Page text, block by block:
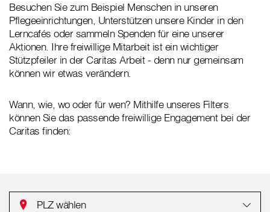
Besuchen Sie zum Beispiel Menschen in unseren
Pflegeeinrichtungen, Unterstützen unsere Kinder in den
Lerncafés oder sammeln Spenden für eine unserer
Aktionen. Ihre freiwillige Mitarbeit ist ein wichtiger
Stützpfeiler in der Caritas Arbeit - denn nur gemeinsam
können wir etwas verändern.
Wann, wie, wo oder für wen? Mithilfe unseres Filters
können Sie das passende freiwillige Engagement bei der
Caritas finden:
PLZ wählen